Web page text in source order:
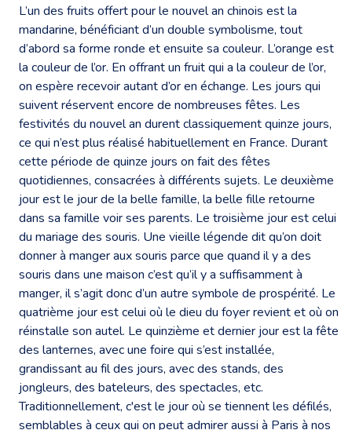
L’un des fruits offert pour le nouvel an chinois est la
mandarine, bénéficiant d’un double symbolisme, tout
d’abord sa forme ronde et ensuite sa couleur. L’orange est
la couleur de l’or. En offrant un fruit qui a la couleur de l’or,
on espère recevoir autant d’or en échange. Les jours qui
suivent réservent encore de nombreuses fêtes. Les
festivités du nouvel an durent classiquement quinze jours,
ce qui n’est plus réalisé habituellement en France. Durant
cette période de quinze jours on fait des fêtes
quotidiennes, consacrées à différents sujets. Le deuxième
jour est le jour de la belle famille, la belle fille retourne
dans sa famille voir ses parents. Le troisième jour est celui
du mariage des souris. Une vieille légende dit qu’on doit
donner à manger aux souris parce que quand il y a des
souris dans une maison c’est qu’il y a suffisamment à
manger, il s’agit donc d’un autre symbole de prospérité. Le
quatrième jour est celui où le dieu du foyer revient et où on
réinstalle son autel. Le quinzième et dernier jour est la fête
des lanternes, avec une foire qui s’est installée,
grandissant au fil des jours, avec des stands, des
jongleurs, des bateleurs, des spectacles, etc.
Traditionnellement, c'est le jour où se tiennent les défilés,
semblables à ceux qui on peut admirer aussi à Paris à nos